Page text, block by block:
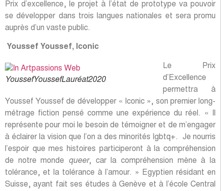
Prix d’excellence, le projet à l’état de prototype va pouvoir
se développer dans trois langues nationales et sera promu
auprès d’un vaste public.
Youssef Youssef, Iconic
YoussefYoussefLauréat2020
Le Prix
d’Excellence
permettra à
Youssef Youssef de développer « Iconic », son premier long-
métrage fiction pensé comme une expérience du réel. « Il
représente pour moi le besoin de témoigner et de m’engager
à éclairer la vision que l’on a des minorités lgbtq+. Je nourris
l’espoir que mes histoires participeront à la compréhension
de notre monde queer, car la compréhension mène à la
tolérance, et la tolérance à l’amour. » Egyptien résidant en
Suisse, ayant fait ses études à Genève et à l’école Central